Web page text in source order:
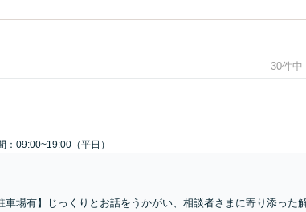
30件中
：09:00~19:00（平日）
車場有】じっくりとお話をうかがい、相談者さまに寄り添った